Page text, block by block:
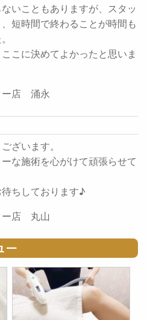
いこともありますが、スタッ
短時間で終わることが時間も
こに決めてよかったと思いま
ー店 涌永
ざいます。
な施術を心がけて頑張らせて
ちしております♪
ー店 丸山
ー